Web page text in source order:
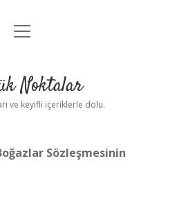
Anasayfa
Uyarı
menüyü
Noktalar
ve keyifli içeriklerle dolu.
Sözleşmesinin